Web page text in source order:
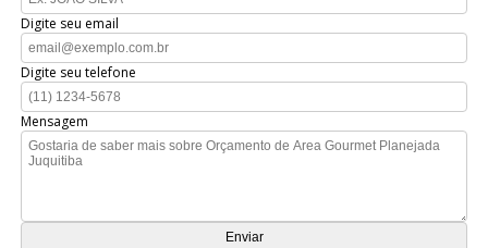
Digite seu email
Digite seu telefone
Mensagem